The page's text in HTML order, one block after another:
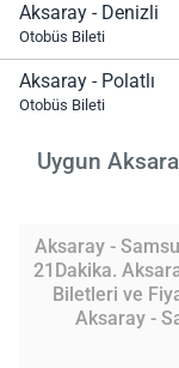
Aksaray - Denizli
Otobüs Bileti
Aksaray - Polatlı
Otobüs Bileti
Uygun
Aksaray -
21Dakika.
Biletleri ve
Aksaray -